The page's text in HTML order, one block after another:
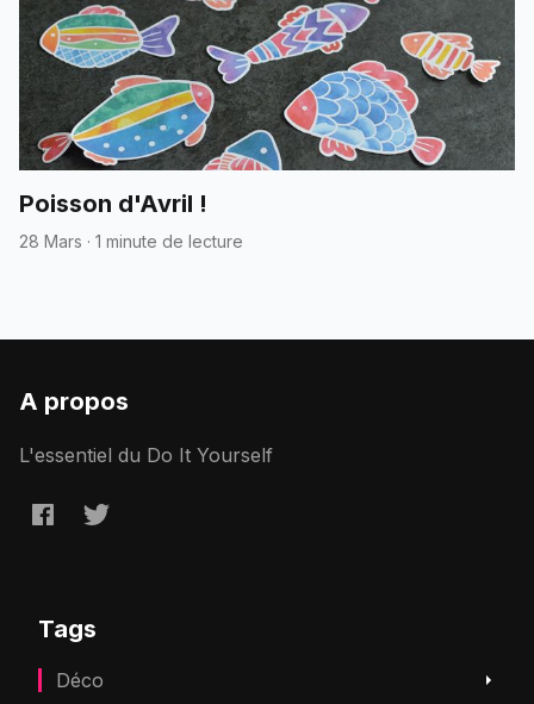
Poisson d'Avril !
28 Mars · 1 minute de lecture
A propos
L'essentiel du Do It Yourself
Tags
Déco